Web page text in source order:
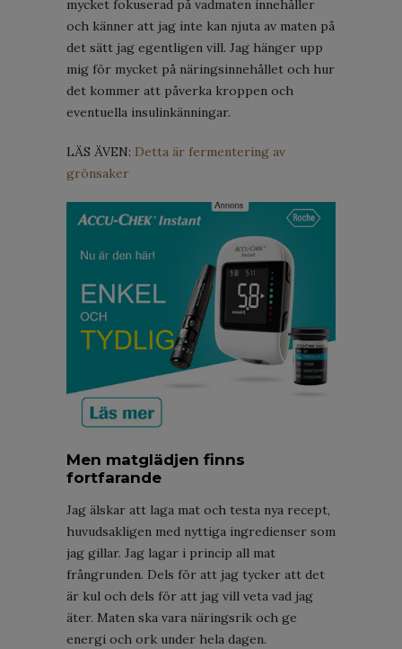
mycket fokuserad på vadmaten innehåller
och känner att jag inte kan njuta av maten på
det sätt jag egentligen vill. Jag hänger upp
mig för mycket på näringsinnehållet och hur
det kommer att påverka kroppen och
eventuella insulinkänningar.
LÄS ÄVEN: Detta är fermentering av
grönsaker
Men matglädjen finns
fortfarande
Jag älskar att laga mat och testa nya recept,
huvudsakligen med nyttiga ingredienser som
jag gillar. Jag lagar i princip all mat
frångrunden. Dels för att jag tycker att det
är kul och dels för att jag vill veta vad jag
äter. Maten ska vara näringsrik och ge
energi och ork under hela dagen.